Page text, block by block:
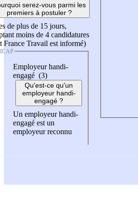
serez-vous parmi les
premiers à postuler ?
de plus de 15 jours,
moins de 4 candidatures
France Travail est informé)
Employeur handi-
engagé (3)
Qu'est-ce qu'un
employeur handi-
engagé ?
Un employeur handi-
engagé est un
employeur reconnu